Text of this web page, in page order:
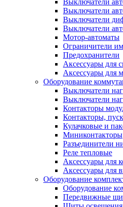
Выключатели
Выключатели
Выключатели
Выключатели
Мотор-автоматы
Ограничители
Предохранители
Аксессуары для
Аксессуары для
Оборудование
Выключатели
Выключатели
Контакторы
Контакторы,
Кулачковые и
Миниконтакторы
Разъединители
Реле тепловые
Аксессуары для
Аксессуары для
Оборудование
Оборудование
Передвижные